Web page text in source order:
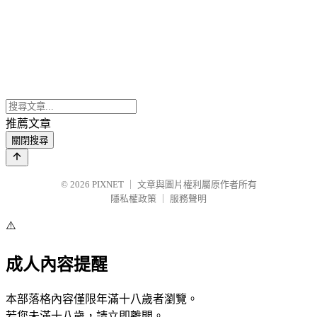
推薦文章
關閉搜尋
© 2026 PIXNET
文章與圖片權利屬原作者所有
隱私權政策
服務聲明
⚠️
成人內容提醒
本部落格內容僅限年滿十八歲者瀏覽。